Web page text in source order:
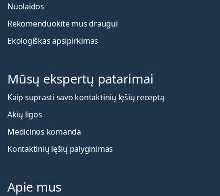
Nuolaidos
Rekomenduokite mus draugui
Ekologiškas apsipirkimas
Mūsų ekspertų patarimai
Kaip suprasti savo kontaktinių lęšių receptą
Akių ligos
Medicinos komanda
Kontaktinių lęšių palyginimas
Apie mus